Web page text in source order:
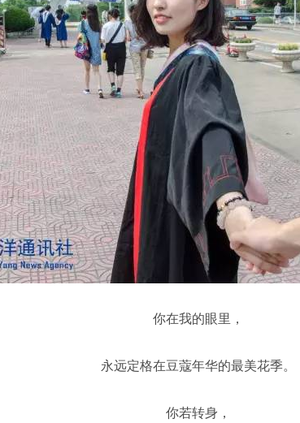
你在我的眼里，
永远定格在豆蔻年华的最美花季。
你若转身，